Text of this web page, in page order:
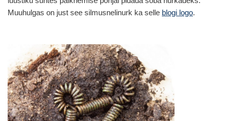
Muuhulgas on just see silmusnelinurk ka selle blogi logo.